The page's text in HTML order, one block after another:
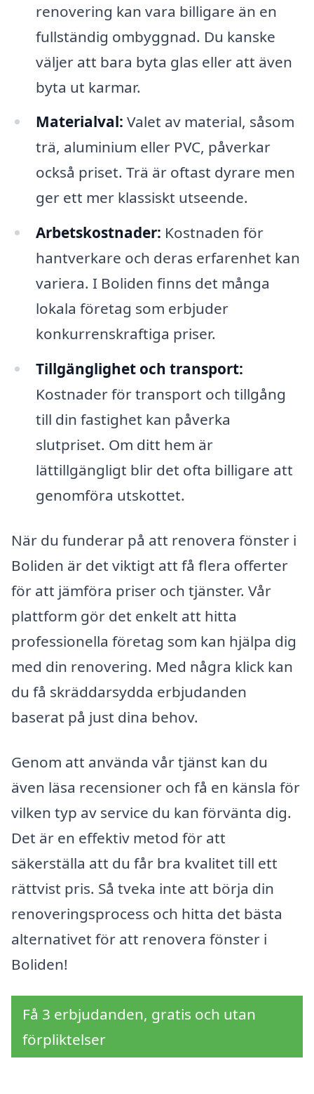
renovering kan vara billigare än en
fullständig ombyggnad. Du kanske
väljer att bara byta glas eller att även
byta ut karmar.
Materialval: Valet av material, såsom
trä, aluminium eller PVC, påverkar
också priset. Trä är oftast dyrare men
ger ett mer klassiskt utseende.
Arbetskostnader: Kostnaden för
hantverkare och deras erfarenhet kan
variera. I Boliden finns det många
lokala företag som erbjuder
konkurrenskraftiga priser.
Tillgänglighet och transport:
Kostnader för transport och tillgång
till din fastighet kan påverka
slutpriset. Om ditt hem är
lättillgängligt blir det ofta billigare att
genomföra utskottet.
När du funderar på att renovera fönster i
Boliden är det viktigt att få flera offerter
för att jämföra priser och tjänster. Vår
plattform gör det enkelt att hitta
professionella företag som kan hjälpa dig
med din renovering. Med några klick kan
du få skräddarsydda erbjudanden
baserat på just dina behov.
Genom att använda vår tjänst kan du
även läsa recensioner och få en känsla för
vilken typ av service du kan förvänta dig.
Det är en effektiv metod för att
säkerställa att du får bra kvalitet till ett
rättvist pris. Så tveka inte att börja din
renoveringsprocess och hitta det bästa
alternativet för att renovera fönster i
Boliden!
Få 3 erbjudanden, gratis och utan
förpliktelser